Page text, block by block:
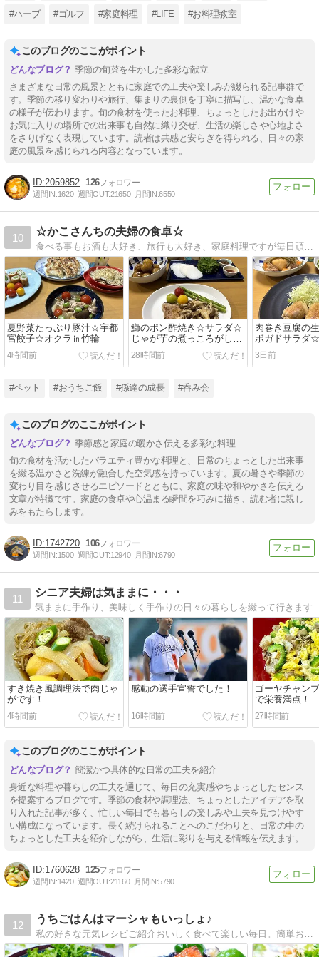
#ハーブ #ゴルフ #家庭料理 #LIFE #お料理教室
このブログのここがポイント
季節の旬菜を生かした多彩な献立
さまざまな日常の風景とともに家庭での工夫や楽しみが綴られる記事群で
す。季節の移り変わりや旅行、集まりの裏側を丁寧に描写し、温かな食卓
の様子が伝わります。旬の食材を使ったお料理、ちょっとしたお出かけや
お気に入りの場所での出来事も自然に織り交ぜ、生活の楽しさや心地よさ
をさりげなく表現しています。読者は共感と安らぎを得られる、日々の家
庭の風景を感じられる内容となっています。
2059852 126
週間IN:1620 週間OUT:21650 月間IN:6550
10
☆かこさんちの夫婦の食卓☆
食べる事もお酒も大好き、旅行も大好き、家庭料理ですが毎日頑張っています。
夏野菜たっぷり豚汁☆宇都
宮餃子☆オクラ㏌竹輪
4時間前
鰤のポン酢焼き☆サラダ☆
じゃが芋の煮っころがし☆
子犬の件
28時間前
肉巻き豆腐の
ボガドサラダ
煮物☆嬉しい
3日前
#ペット #おうちご飯 #孫達の成長 #呑み会
このブログのここがポイント
季節感と家庭の暖かさ伝える多彩な料理
旬の食材を活かしたバラエティ豊かな料理と、日常のちょっとした出来事
を綴る温かさと洗練が融合した空気感を持っています。夏の暑さや季節の
変わり目を感じさせるエピソードとともに、家庭の味や和やかさを伝える
文章が特徴です。家庭の食卓や心温まる瞬間を巧みに描き、読む者に親し
みをもたらします。
1742720 106
週間IN:1500 週間OUT:12940 月間IN:6790
11
シニア夫婦は気ままに・・・
気ままに手作り、美味しく手作りの日々の暮らしを綴って行きます
すき焼き風調理法で肉じゃ
がです！
4時間前
感動の選手宣誓でした！
16時間前
ゴーヤチャン
で栄養満点！
けれど
27時間前
このブログのここがポイント
簡潔かつ具体的な日常の工夫を紹介
身近な料理や暮らしの工夫を通じて、毎日の充実感やちょっとしたセンス
を提案するブログです。季節の食材や調理法、ちょっとしたアイデアを取
り入れた記事が多く、忙しい毎日でも暮らしの楽しみや工夫を見つけやす
い構成になっています。長く続けられることへのこだわりと、日常の中の
ちょっとした工夫を紹介しながら、生活に彩りを与える情報を伝えます。
1760628 125
週間IN:1420 週間OUT:21160 月間IN:5790
12
うちごはんはマーシャもいっしょ♪